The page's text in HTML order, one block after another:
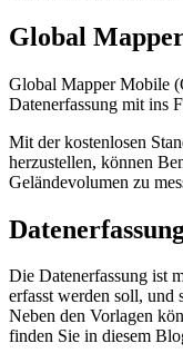
Global
Global Mapper Mobile
Datenerfassung mit ins
Mit der kostenlosen
herzustellen, können
Geländevolumen zu
Die Datenerfassung ist
erfasst werden soll, und
Neben den Vorlagen
finden Sie in diesem